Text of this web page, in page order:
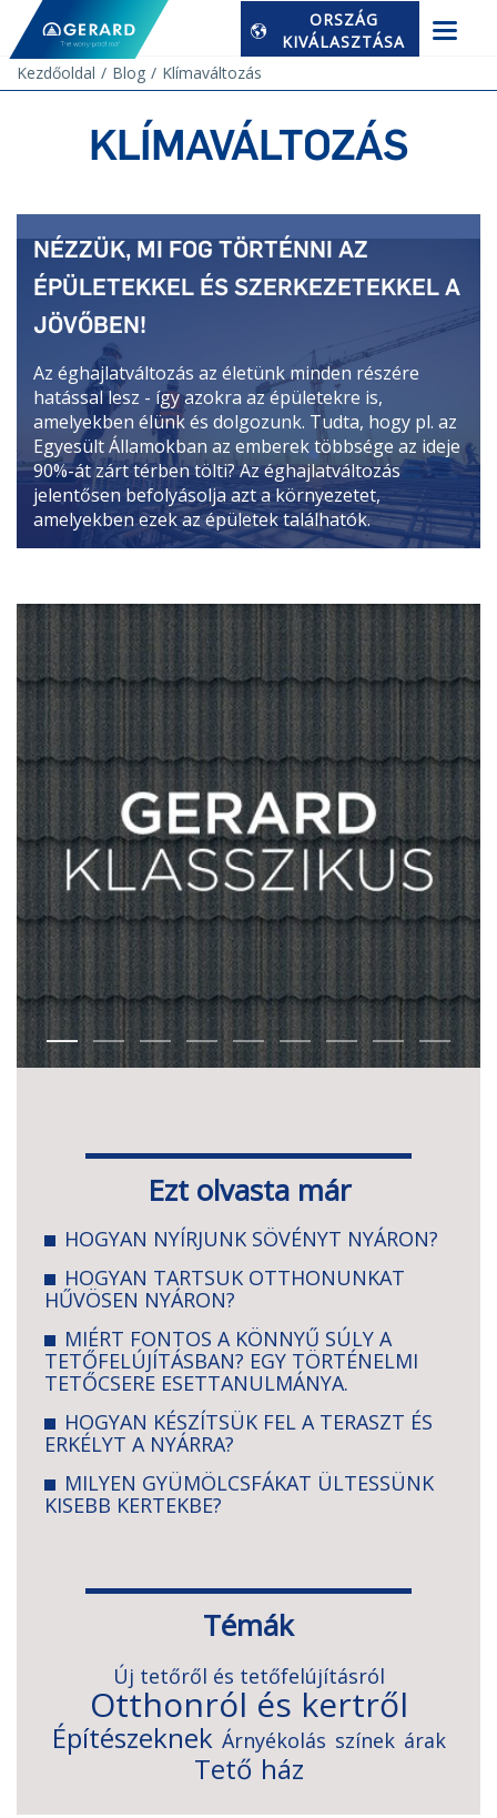
ORSZÁG
KIVÁLASZTÁSA
Kezdőoldal
Blog Klímaváltozás
KLÍMAVÁLTOZÁS
NÉZZÜK, MI FOG TÖRTÉNNI AZ
ÉPÜLETEKKEL ÉS SZERKEZETEKKEL A
JÖVŐBEN!
Az éghajlatváltozás az életünk minden részére
hatással lesz - így azokra az épületekre is,
amelyekben élünk és dolgozunk. Tudta, hogy pl. az
Egyesült Államokban az emberek többsége az ideje
90%-át zárt térben tölti? Az éghajlatváltozás
jelentősen befolyásolja azt a környezetet,
amelyekben ezek az épületek találhatók.
Ezt olvasta már
HOGYAN NYÍRJUNK SÖVÉNYT NYÁRON?
HOGYAN TARTSUK OTTHONUNKAT
HŰVÖSEN NYÁRON?
MIÉRT FONTOS A KÖNNYŰ SÚLY A
TETŐFELÚJÍTÁSBAN? EGY TÖRTÉNELMI
TETŐCSERE ESETTANULMÁNYA.
HOGYAN KÉSZÍTSÜK FEL A TERASZT ÉS
ERKÉLYT A NYÁRRA?
MILYEN GYÜMÖLCSFÁKAT ÜLTESSÜNK
KISEBB KERTEKBE?
Témák
Új tetőről és tetőfelújításról
Otthonról és kertről
Építészeknek Árnyékolás színek árak
Tető ház